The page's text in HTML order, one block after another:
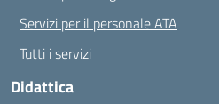
Servizi per il personale ATA
Tutti i servizi
Didattica